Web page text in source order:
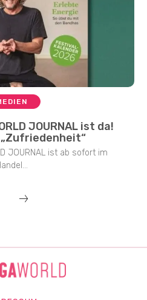
JOURNAL ist da!
JOURNAL ist ab sofort im